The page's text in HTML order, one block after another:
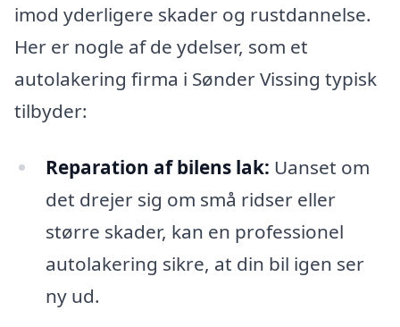
imod yderligere skader og rustdannelse.
Her er nogle af de ydelser, som et
autolakering firma i Sønder Vissing typisk
tilbyder:
Reparation af bilens lak: Uanset om
det drejer sig om små ridser eller
større skader, kan en professionel
autolakering sikre, at din bil igen ser
ny ud.